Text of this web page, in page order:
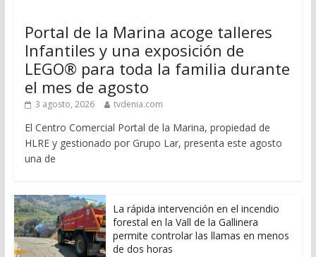
Portal de la Marina acoge talleres
Infantiles y una exposición de
LEGO® para toda la familia durante
el mes de agosto
3 agosto, 2026 tvdenia.com
El Centro Comercial Portal de la Marina, propiedad de
HLRE y gestionado por Grupo Lar, presenta este agosto
una de
La rápida intervención en el incendio
forestal en la Vall de la Gallinera
permite controlar las llamas en menos
de dos horas